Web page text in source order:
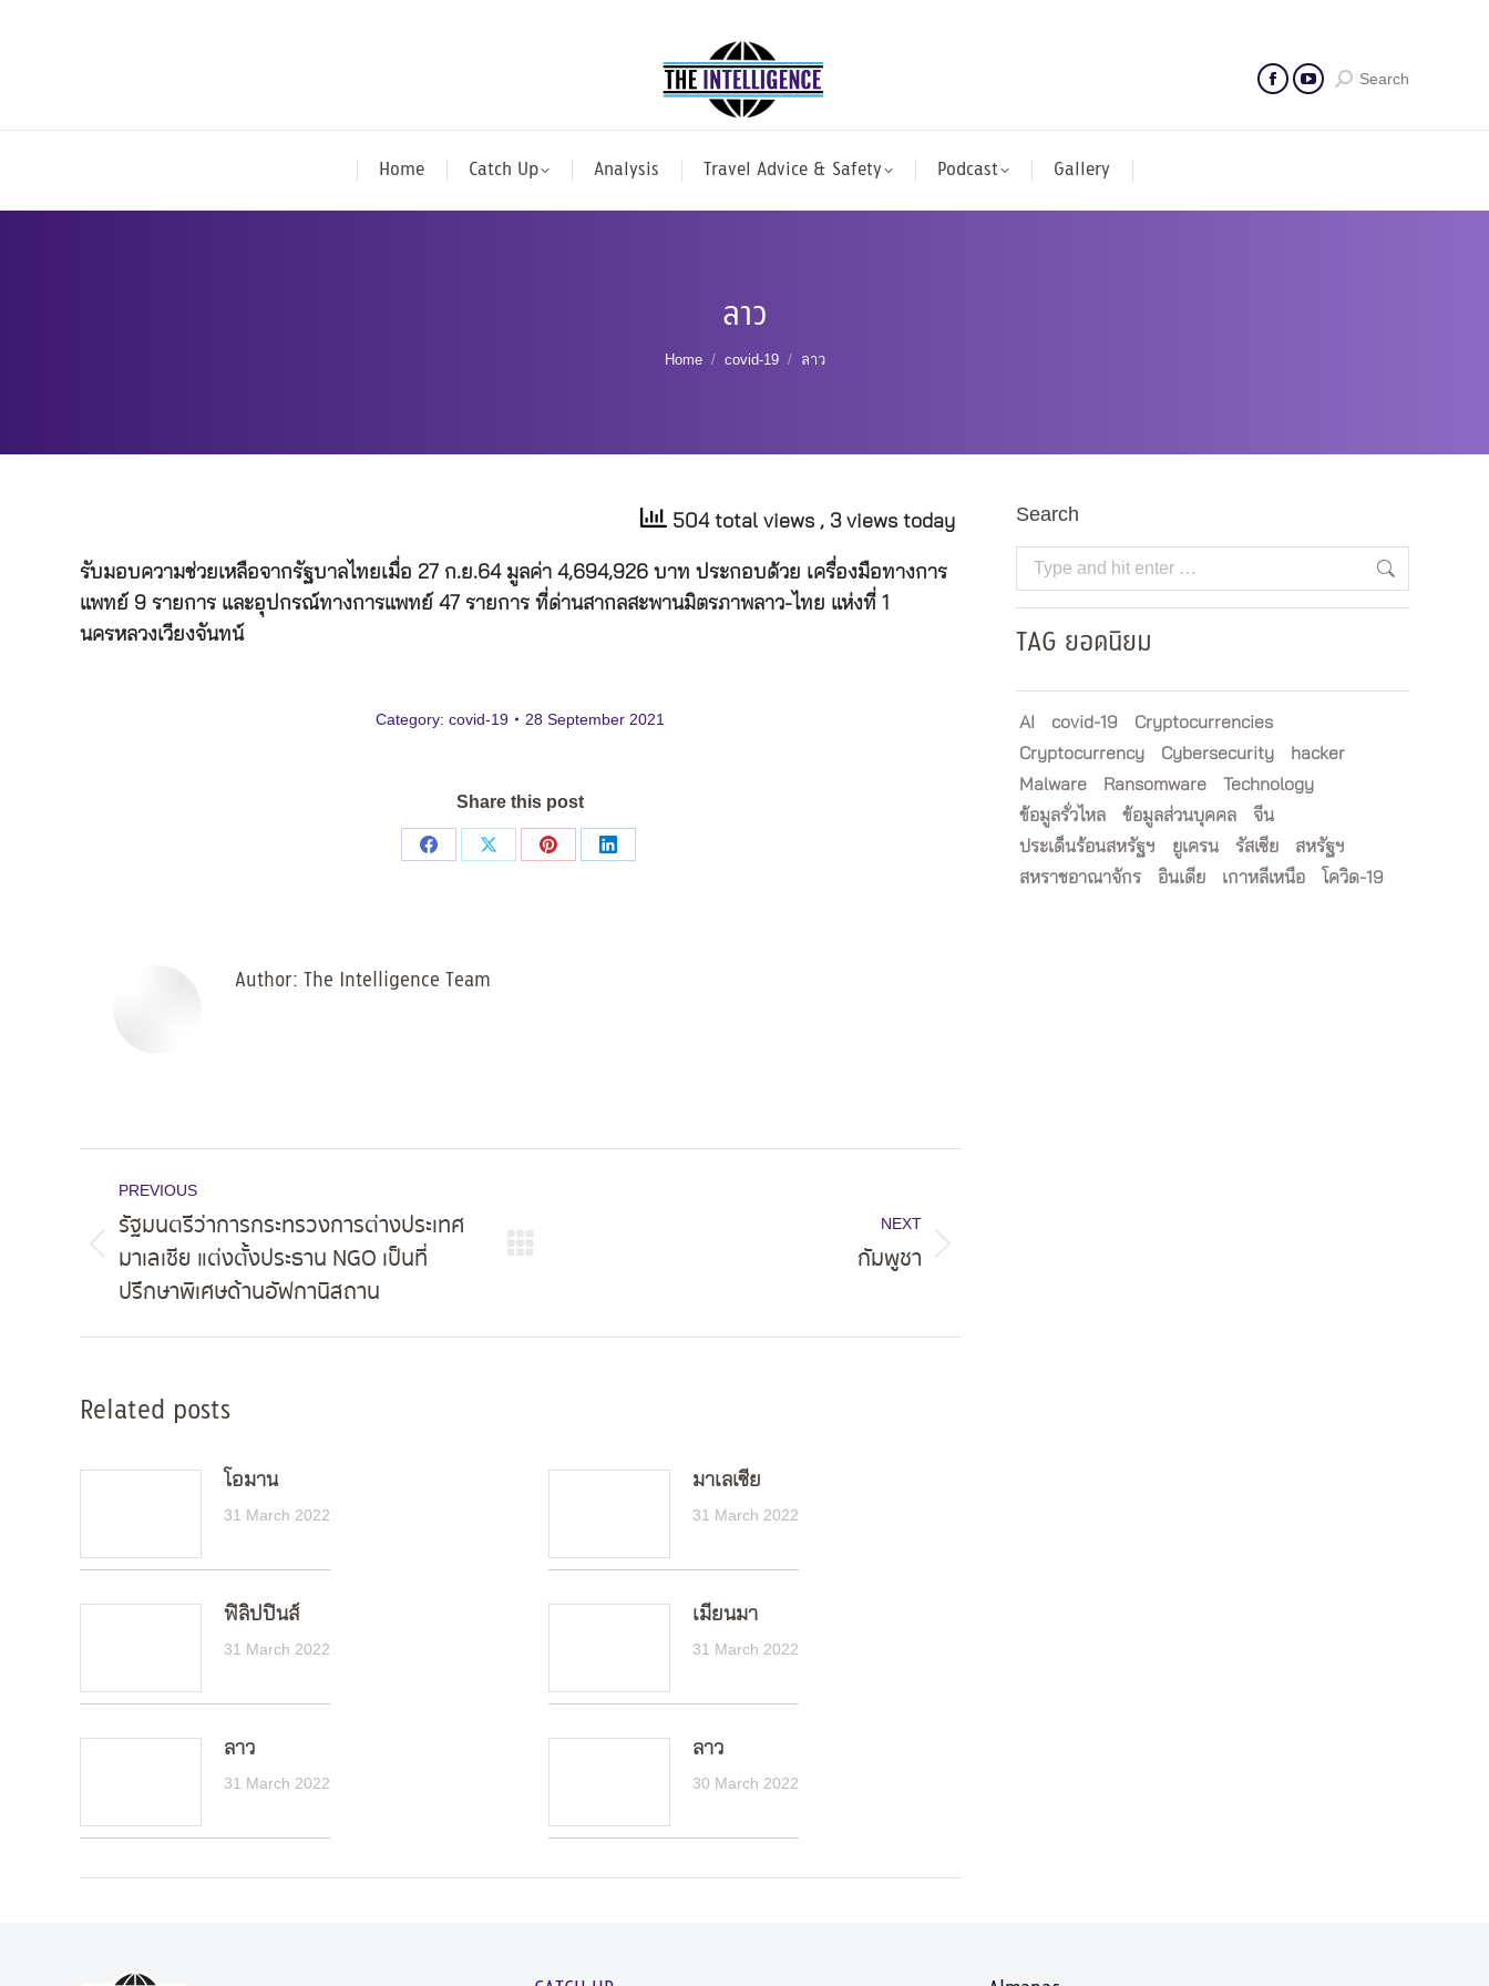
Search
Home Catch Up Analysis Travel Advice & Safety Podcast Gallery
ลาว
You are here:
Home covid-19 ลาว
504 total views , 3 views today
รับมอบความช่วยเหลือจากรัฐบาลไทยเมื่อ 27 ก.ย.64 มูลค่า 4,694,926 บาท ประกอบด้วย เครื่องมือทางการ
แพทย์ 9 รายการ และอุปกรณ์ทางการแพทย์ 47 รายการ ที่ด่านสากลสะพานมิตรภาพลาว-ไทย แห่งที่ 1
นครหลวงเวียงจันทน์
Category: covid-19 28 September 2021
Share this post
Share
Share
Share
Share
Author: The Intelligence Team
navigation
PREVIOUS
Previous
post:
รัฐมนตรีว่าการกระทรวงการต่างประเทศ
มาเลเซีย แต่งตั้งประธาน NGO เป็นที่
ปรึกษาพิเศษด้านอัฟกานิสถาน
NEXT
กัมพูชา
Related posts
โอมาน
31 March 2022
มาเลเซีย
31 March 2022
ฟิลิปปินส์
31 March 2022
เมียนมา
31 March 2022
ลาว
31 March 2022
ลาว
30 March 2022
Search
Search:
TAG ยอดนิยม
AI covid-19
Cryptocurrencies
Cryptocurrency
Cybersecurity
hacker
Malware
Ransomware
Technology
ข้อมูลรั่วไหล
ข้อมูลส่วนบุคคล
จีน
ประเด็นร้อนสหรัฐฯ
ยูเครน รัสเซีย
สหรัฐฯ
สหราชอาณาจักร
อินเดีย เกาหลีเหนือ โควิด-19